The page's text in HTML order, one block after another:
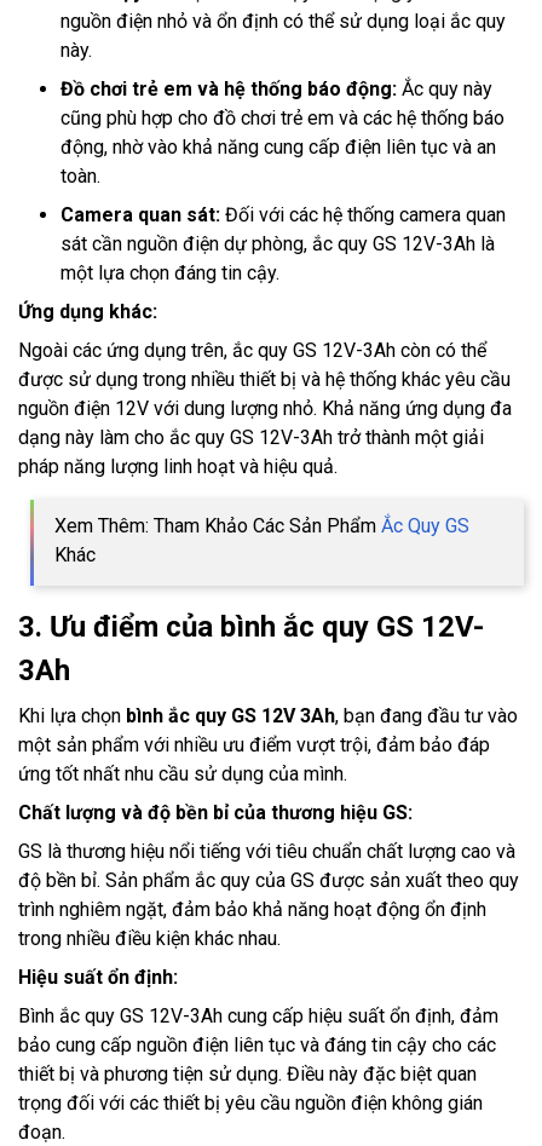
nguồn điện nhỏ và ổn định có thể sử dụng loại ắc quy
này.
Đồ chơi trẻ em và hệ thống báo động: Ắc quy này
cũng phù hợp cho đồ chơi trẻ em và các hệ thống báo
động, nhờ vào khả năng cung cấp điện liên tục và an
toàn.
Camera quan sát: Đối với các hệ thống camera quan
sát cần nguồn điện dự phòng, ắc quy GS 12V-3Ah là
một lựa chọn đáng tin cậy.
Ứng dụng khác:
Ngoài các ứng dụng trên, ắc quy GS 12V-3Ah còn có thể
được sử dụng trong nhiều thiết bị và hệ thống khác yêu cầu
nguồn điện 12V với dung lượng nhỏ. Khả năng ứng dụng đa
dạng này làm cho ắc quy GS 12V-3Ah trở thành một giải
pháp năng lượng linh hoạt và hiệu quả.
Xem Thêm: Tham Khảo Các Sản Phẩm Ắc Quy GS
Khác
3. Ưu điểm của bình ắc quy GS 12V-
3Ah
Khi lựa chọn bình ắc quy GS 12V 3Ah, bạn đang đầu tư vào
một sản phẩm với nhiều ưu điểm vượt trội, đảm bảo đáp
ứng tốt nhất nhu cầu sử dụng của mình.
Chất lượng và độ bền bỉ của thương hiệu GS:
GS là thương hiệu nổi tiếng với tiêu chuẩn chất lượng cao và
độ bền bỉ. Sản phẩm ắc quy của GS được sản xuất theo quy
trình nghiêm ngặt, đảm bảo khả năng hoạt động ổn định
trong nhiều điều kiện khác nhau.
Hiệu suất ổn định:
Bình ắc quy GS 12V-3Ah cung cấp hiệu suất ổn định, đảm
bảo cung cấp nguồn điện liên tục và đáng tin cậy cho các
thiết bị và phương tiện sử dụng. Điều này đặc biệt quan
trọng đối với các thiết bị yêu cầu nguồn điện không gián
đoạn.